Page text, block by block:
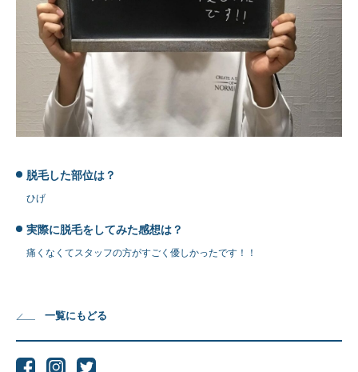
脱毛した部位は？
ひげ
実際に脱毛をしてみた感想は？
痛くなくてスタッフの方がすごく優しかったです！！
一覧にもどる